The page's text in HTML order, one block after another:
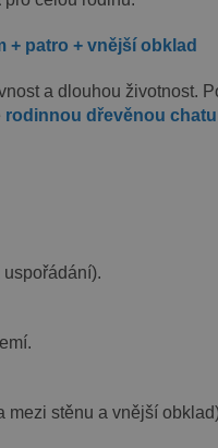
+ patro + vnější obklad
a dlouhou životnost.
rodinnou dřevěnou chatu
stěnu a vnější